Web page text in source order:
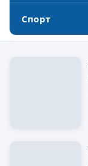
Спорт